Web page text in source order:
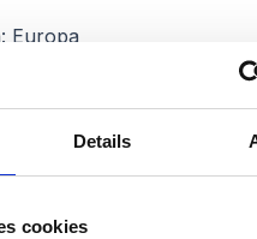
Details
cookies
Europa
Kommission stellt eine